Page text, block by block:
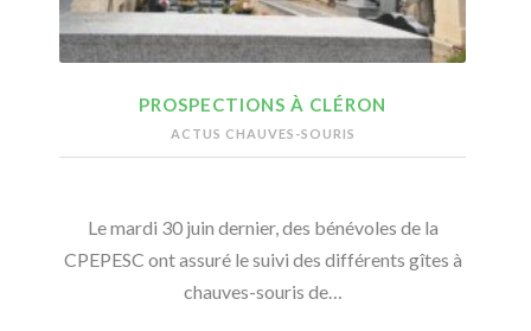
PROSPECTIONS À CLÉRON
ACTUS CHAUVES-SOURIS
Le mardi 30 juin dernier, des bénévoles de la
CPEPESC ont assuré le suivi des différents gîtes à
chauves-souris de…